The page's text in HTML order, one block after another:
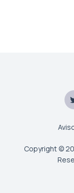
Copyright ©